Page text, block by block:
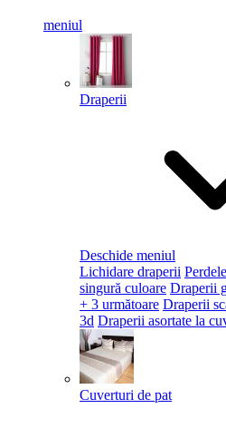
meniul
Draperii
Deschide meniul
Lichidare draperii
singură culoare Draperii
+ 3 următoare Draperii
3d Draperii asortate la
Cuverturi de pat